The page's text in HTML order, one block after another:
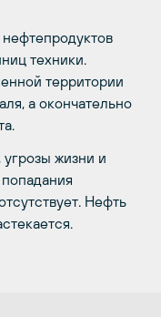
техники.
территории
а окончательно
жизни и
Нефть